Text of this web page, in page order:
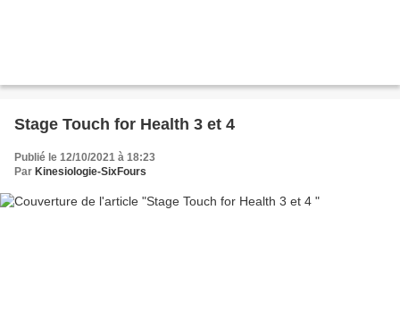
Stage Touch for Health 3 et 4
Publié le 12/10/2021 à 18:23
Par Kinesiologie-SixFours